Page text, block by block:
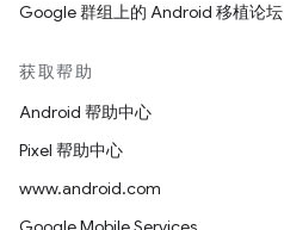
Google 群组上的 Android 移植论坛
获取帮助
Android 帮助中心
Pixel 帮助中心
www.android.com